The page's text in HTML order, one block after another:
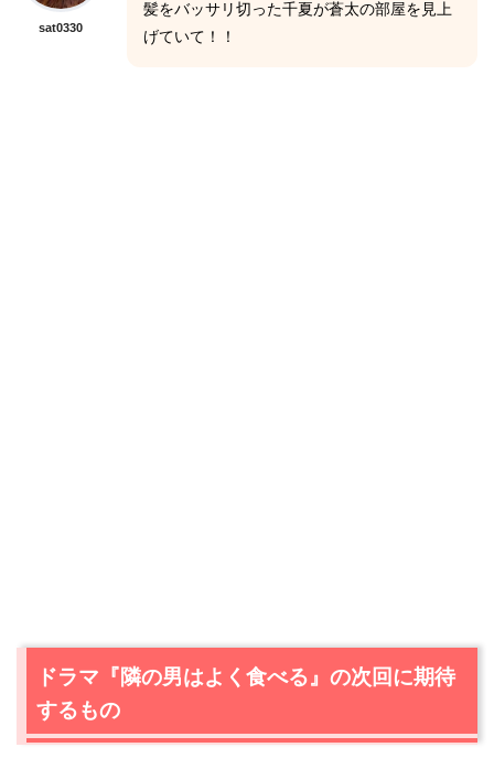
sat0330
髪をバッサリ切った千夏が蒼太の部屋を見上
げていて！！
ドラマ『隣の男はよく食べる』の次回に期待
するもの